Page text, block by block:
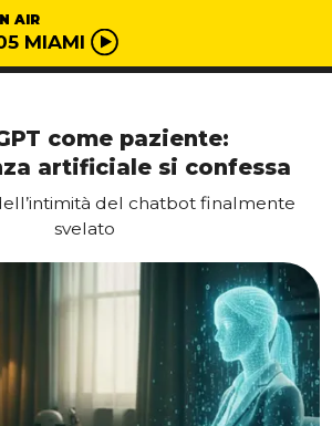
AIR
MIAMI
come paziente:
artificiale si confessa
del chatbot finalmente
svelato